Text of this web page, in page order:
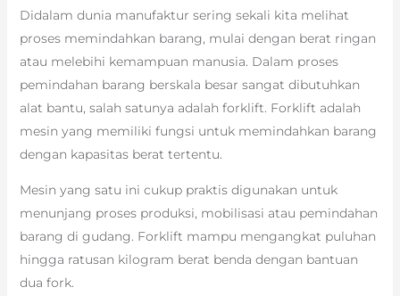
Didalam dunia manufaktur sering sekali kita melihat
proses memindahkan barang, mulai dengan berat ringan
atau melebihi kemampuan manusia. Dalam proses
pemindahan barang berskala besar sangat dibutuhkan
alat bantu, salah satunya adalah forklift. Forklift adalah
mesin yang memiliki fungsi untuk memindahkan barang
dengan kapasitas berat tertentu.
Mesin yang satu ini cukup praktis digunakan untuk
menunjang proses produksi, mobilisasi atau pemindahan
barang di gudang. Forklift mampu mengangkat puluhan
hingga ratusan kilogram berat benda dengan bantuan
dua fork.